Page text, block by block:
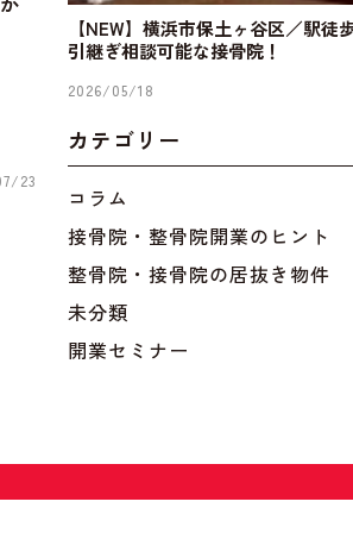
23
【NEW】横浜市保土ヶ谷区／駅
引継ぎ相談可能な接骨院！
2026/05/18
カテゴリー
コラム
接骨院・整骨院開業のヒント
整骨院・接骨院の居抜き物件
未分類
開業セミナー